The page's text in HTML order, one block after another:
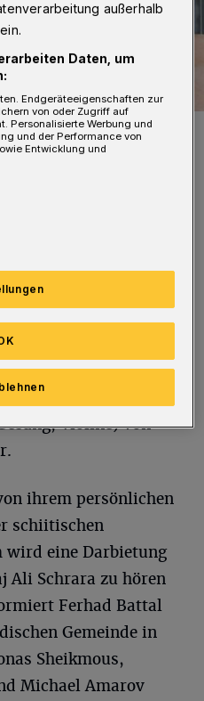
litauischen
Verein
wird über ihr
Musik berichten.
Violine) von
ihrem persönlichen
schiitischen
wird eine Darbietung
Ali Schrara zu hören
Ferhad Battal
Gemeinde in
Sheikmous,
Michael Amarov
außerhalb
Daten, um
Endgeräteeigenschaften zur
von oder Zugriff auf
Personalisierte Werbung und
und der Performance von
Entwicklung und